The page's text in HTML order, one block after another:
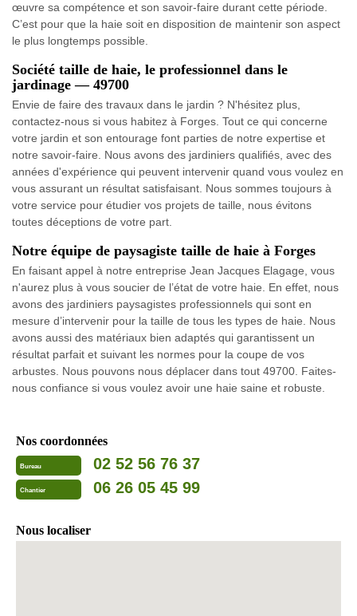
œuvre sa compétence et son savoir-faire durant cette période.
C’est pour que la haie soit en disposition de maintenir son aspect
le plus longtemps possible.
Société taille de haie, le professionnel dans le
jardinage — 49700
Envie de faire des travaux dans le jardin ? N'hésitez plus,
contactez-nous si vous habitez à Forges. Tout ce qui concerne
votre jardin et son entourage font parties de notre expertise et
notre savoir-faire. Nous avons des jardiniers qualifiés, avec des
années d'expérience qui peuvent intervenir quand vous voulez en
vous assurant un résultat satisfaisant. Nous sommes toujours à
votre service pour étudier vos projets de taille, nous évitons
toutes déceptions de votre part.
Notre équipe de paysagiste taille de haie à Forges
En faisant appel à notre entreprise Jean Jacques Elagage, vous
n'aurez plus à vous soucier de l’état de votre haie. En effet, nous
avons des jardiniers paysagistes professionnels qui sont en
mesure d’intervenir pour la taille de tous les types de haie. Nous
avons aussi des matériaux bien adaptés qui garantissent un
résultat parfait et suivant les normes pour la coupe de vos
arbustes. Nous pouvons nous déplacer dans tout 49700. Faites-
nous confiance si vous voulez avoir une haie saine et robuste.
Nos coordonnées
Bureau 02 52 56 76 37
Chantier 06 26 05 45 99
Nous localiser